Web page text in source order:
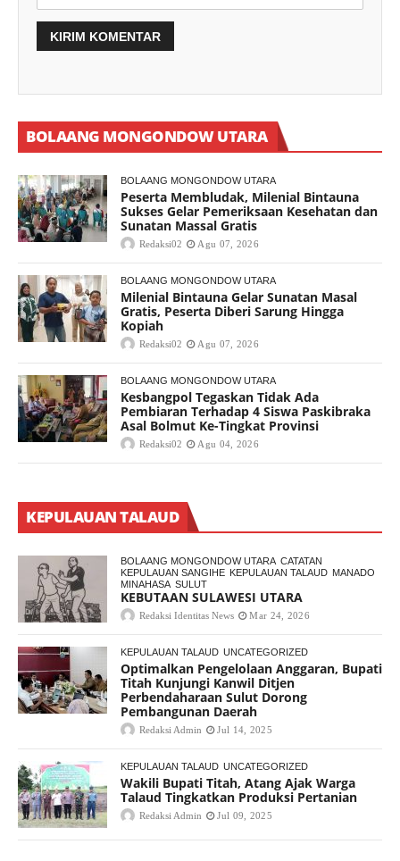
BOLAANG MONGONDOW UTARA
BOLAANG MONGONDOW UTARA
Peserta Membludak, Milenial Bintauna
Sukses Gelar Pemeriksaan Kesehatan dan
Sunatan Massal Gratis
Redaksi02 Agu 07, 2026
BOLAANG MONGONDOW UTARA
Milenial Bintauna Gelar Sunatan Masal
Gratis, Peserta Diberi Sarung Hingga
Kopiah
Redaksi02 Agu 07, 2026
BOLAANG MONGONDOW UTARA
Kesbangpol Tegaskan Tidak Ada
Pembiaran Terhadap 4 Siswa Paskibraka
Asal Bolmut Ke-Tingkat Provinsi
Redaksi02 Agu 04, 2026
KEPULAUAN TALAUD
BOLAANG MONGONDOW UTARA CATATAN
KEPULAUAN SANGIHE KEPULAUAN TALAUD MANADO
MINAHASA SULUT
KEBUTAAN SULAWESI UTARA
Redaksi Identitas News Mar 24, 2026
KEPULAUAN TALAUD UNCATEGORIZED
Optimalkan Pengelolaan Anggaran, Bupati
Titah Kunjungi Kanwil Ditjen
Perbendaharaan Sulut Dorong
Pembangunan Daerah
Redaksi Admin Jul 14, 2025
KEPULAUAN TALAUD UNCATEGORIZED
Wakili Bupati Titah, Atang Ajak Warga
Talaud Tingkatkan Produksi Pertanian
Redaksi Admin Jul 09, 2025